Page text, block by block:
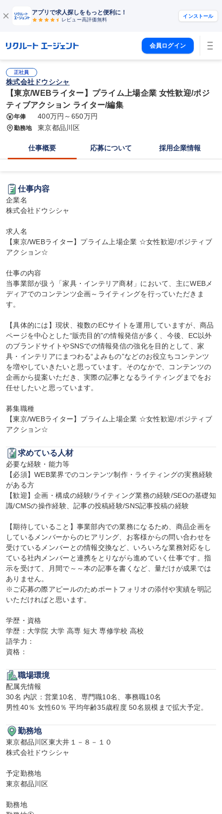
アプリで求人探しをもっと便利に！
レビュー高評価無料
インストール
会員ログイン
正社員
株式会社ドウシシャ
【東京/WEBライター】プライム上場企業 女性歓迎/ポジ
ティブアクション ライター/編集
年俸 400万円～650万円
勤務地 東京都品川区
仕事概要 応募について 採用企業情報
仕事内容
企業名
株式会社ドウシシャ
求人名
【東京/WEBライター】プライム上場企業 ☆女性歓迎/ポジティブ
アクション☆
仕事の内容
当事業部が扱う「家具・インテリア商材」において、主にWEBメ
ディアでのコンテンツ企画～ライティングを行っていただきま
す。
【具体的には】現状、複数のECサイトを運用していますが、商品
ページを中心とした“販売目的”の情報発信が多く、今後、EC以外
のブランドサイトやSNSでの情報発信の強化を目的として、家
具・インテリアにまつわる“よみもの”などのお役立ちコンテンツ
を増やしていきたいと思っています。そのなかで、コンテンツの
企画から提案いただき、実際の記事となるライティングまでをお
任せしたいと思っています。
募集職種
【東京/WEBライター】プライム上場企業 ☆女性歓迎/ポジティブ
アクション☆
求めている人材
必要な経験・能力等
【必須】WEB業界でのコンテンツ制作・ライティングの実務経験
がある方
【歓迎】企画・構成の経験/ライティング業務の経験/SEOの基礎知
識/CMSの操作経験、記事の投稿経験/SNS記事投稿の経験
【期待していること】事業部内での業務になるため、商品企画を
しているメンバーからのヒアリング、お客様からの問い合わせを
受けているメンバーとの情報交換など、いろいろな業務対応をし
ている社内メンバーと連携をとりながら進めていく仕事です。指
示を受けて、月間で～～本の記事を書くなど、量だけが成果では
ありません。
※ご応募の際アピールのためポートフォリオの添付や実績を明記
いただければと思います。
学歴・資格
学歴：大学院 大学 高専 短大 専修学校 高校
語学力：
資格：
職場環境
配属先情報
30名 内訳：営業10名、専門職10名、事務職10名
男性40％ 女性60％ 平均年齢35歳程度 50名規模まで拡大予定。
勤務地
東京都品川区東大井１－８－１０
株式会社ドウシシャ
予定勤務地
東京都品川区
勤務地